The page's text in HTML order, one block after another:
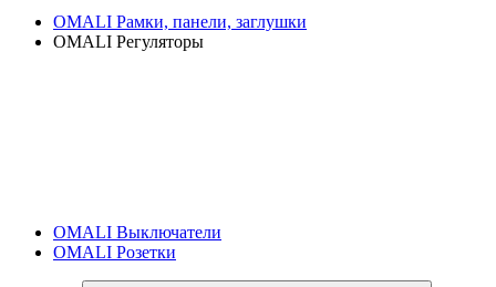
OMALI Рамки, панели, заглушки
OMALI Регуляторы
OMALI Выключатели
OMALI Розетки